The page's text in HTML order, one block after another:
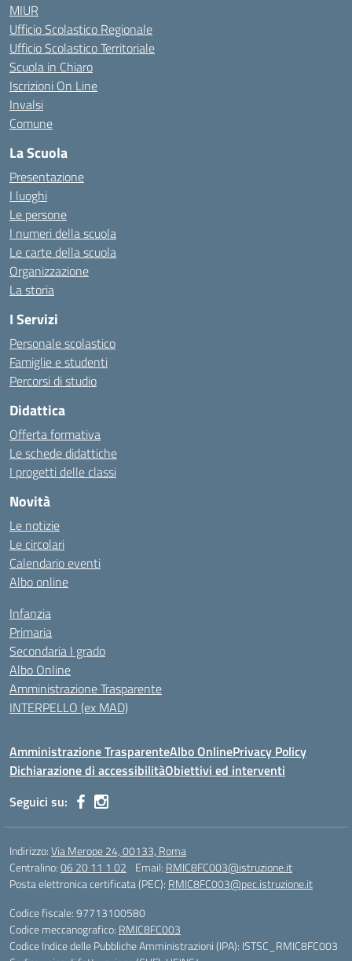
MIUR
Ufficio Scolastico Regionale
Ufficio Scolastico Territoriale
Scuola in Chiaro
Iscrizioni On Line
Invalsi
Comune
La Scuola
Presentazione
I luoghi
Le persone
I numeri della scuola
Le carte della scuola
Organizzazione
La storia
I Servizi
Personale scolastico
Famiglie e studenti
Percorsi di studio
Didattica
Offerta formativa
Le schede didattiche
I progetti delle classi
Novità
Le notizie
Le circolari
Calendario eventi
Albo online
Infanzia
Primaria
Secondaria I grado
Albo Online
Amministrazione Trasparente
INTERPELLO (ex MAD)
Amministrazione TrasparenteAlbo OnlinePrivacy Policy
Dichiarazione di accessibilitàObiettivi ed interventi
Seguici su:
Indirizzo:Via Merope 24, 00133, Roma
Centralino:06 20 11 1 02 Email: RMIC8FC003@istruzione.it
Posta elettronica certificata (PEC): RMIC8FC003@pec.istruzione.it
Codice fiscale: 97713100580
Codice meccanografico: RMIC8FC003
Codice Indice delle Pubbliche Amministrazioni (IPA): ISTSC_RMIC8FC003